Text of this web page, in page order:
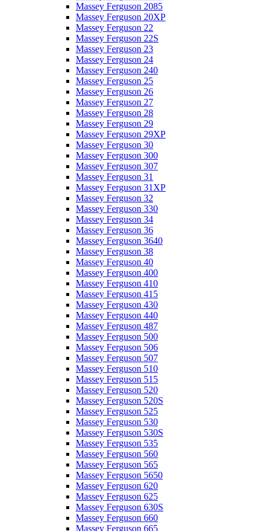
Massey Ferguson 2085
Massey Ferguson 20XP
Massey Ferguson 22
Massey Ferguson 22S
Massey Ferguson 23
Massey Ferguson 24
Massey Ferguson 240
Massey Ferguson 25
Massey Ferguson 26
Massey Ferguson 27
Massey Ferguson 28
Massey Ferguson 29
Massey Ferguson 29XP
Massey Ferguson 30
Massey Ferguson 300
Massey Ferguson 307
Massey Ferguson 31
Massey Ferguson 31XP
Massey Ferguson 32
Massey Ferguson 330
Massey Ferguson 34
Massey Ferguson 36
Massey Ferguson 3640
Massey Ferguson 38
Massey Ferguson 40
Massey Ferguson 400
Massey Ferguson 410
Massey Ferguson 415
Massey Ferguson 430
Massey Ferguson 440
Massey Ferguson 487
Massey Ferguson 500
Massey Ferguson 506
Massey Ferguson 507
Massey Ferguson 510
Massey Ferguson 515
Massey Ferguson 520
Massey Ferguson 520S
Massey Ferguson 525
Massey Ferguson 530
Massey Ferguson 530S
Massey Ferguson 535
Massey Ferguson 560
Massey Ferguson 565
Massey Ferguson 5650
Massey Ferguson 620
Massey Ferguson 625
Massey Ferguson 630S
Massey Ferguson 660
Massey Ferguson 665